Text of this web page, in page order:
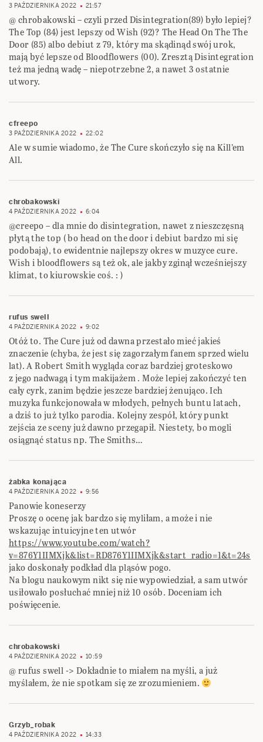
3 PAŹDZIERNIKA 2022 21:57
@ chrobakowski – czyli przed Disintegration(89) było lepiej?
The Top (84) jest lepszy od Wish (92)? The Head On The The
Door (85) albo debiut z 79, który ma skądinąd swój urok,
mają być lepsze od Bloodflowers (00). Zresztą Disintegration
też ma jedną wadę – niepotrzebne 2, a nawet 3 ostatnie
utwory.
cfreepo
3 PAŹDZIERNIKA 2022 22:02
Ale w sumie wiadomo, że The Cure skończyło się na Kill’em
All.
chrobakowski
4 PAŹDZIERNIKA 2022 6:04
@creepo – dla mnie do disintegration, nawet z nieszczęsną
płytą the top ( bo head on the door i debiut bardzo mi się
podobają), to ewidentnie najlepszy okres w muzyce cure.
Wish i bloodflowers są też ok, ale jakby zginął wcześniejszy
klimat, to kiurowskie coś. : )
rufus swell
4 PAŹDZIERNIKA 2022 9:02
Otóż to. The Cure już od dawna przestało mieć jakieś
znaczenie (chyba, że jest się zagorzałym fanem sprzed wielu
lat). A Robert Smith wygląda coraz bardziej groteskowo
z jego nadwagą i tym makijażem . Może lepiej zakończyć ten
cały cyrk, zanim będzie jeszcze bardziej żenująco. Ich
muzyka funkcjonowała w młodych, pełnych buntu latach,
a dziś to już tylko parodia. Kolejny zespół, który punkt
zejścia ze sceny już dawno przegapił. Niestety, bo mogli
osiągnąć status np. The Smiths…
żabka konająca
4 PAŹDZIERNIKA 2022 9:56
Panowie koneserzy
Proszę o ocenę jak bardzo się myliłam, a może i nie
wskazując intuicyjne ten utwór
https://www.youtube.com/watch?
v=876Y1IIMXjk&list=RD876Y1IIMXjk&start_radio=1&t=24s
jako doskonały podkład dla pląsów pogo.
Na blogu naukowym nikt się nie wypowiedział, a sam utwór
usiłowało posłuchać mniej niż 10 osób. Doceniam ich
poświęcenie.
chrobakowski
4 PAŹDZIERNIKA 2022 10:59
@ rufus swell -> Dokładnie to miałem na myśli, a już
myślałem, że nie spotkam się ze zrozumieniem.
Grzyb_robak
4 PAŹDZIERNIKA 2022 14:33